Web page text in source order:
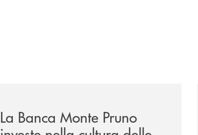
La Banca Monte Pruno